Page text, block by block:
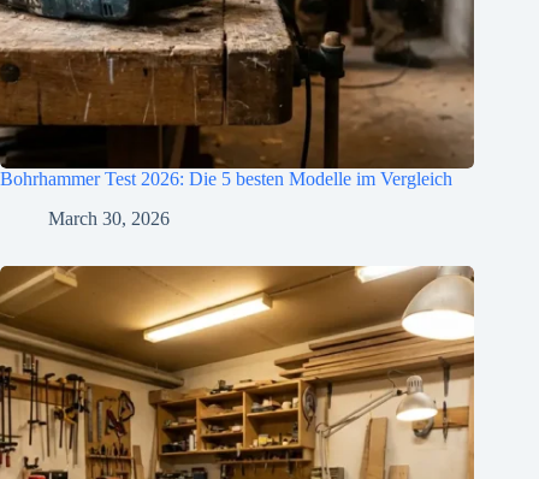
Bohrhammer Test 2026: Die 5 besten Modelle im Vergleich
March 30, 2026